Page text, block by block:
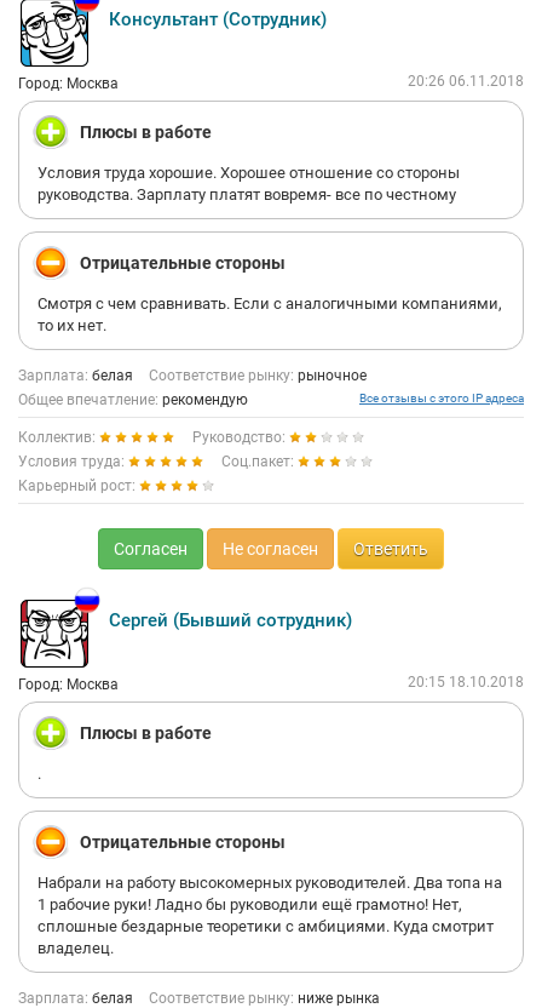
Консультант (Сотрудник)
Город: Москва 20:26 06.11.2018
Плюсы в работе
Условия труда хорошие. Хорошее отношение со стороны
руководства. Зарплату платят вовремя- все по честному
Отрицательные стороны
Смотря с чем сравнивать. Если с аналогичными компаниями,
то их нет.
Зарплата: белая Соответствие рынку: рыночное
Общее впечатление: рекомендую Все отзывы с этого IP адреса
Коллектив:
Руководство:
Условия труда:
Соц.пакет:
Карьерный рост:
Согласен Не согласен Ответить
Сергей (Бывший сотрудник)
Город: Москва 20:15 18.10.2018
Плюсы в работе
.
Отрицательные стороны
Набрали на работу высокомерных руководителей. Два топа на
1 рабочие руки! Ладно бы руководили ещё грамотно! Нет,
сплошные бездарные теоретики с амбициями. Куда смотрит
владелец.
Зарплата: белая Соответствие рынку: ниже рынка